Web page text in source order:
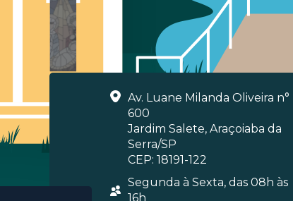
Av. Luane Milanda Oliveira n°
600
Jardim Salete, Araçoiaba da
Serra/SP
CEP: 18191-122
Segunda à Sexta, das 08h às
16h